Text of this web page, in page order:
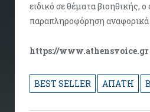
ειδικό σε θέματα βιοηθικής,
παραπληροφόρηση αναφορικά
https://www.athensvoice.gr
BEST SELLER ΑΠΑΤΗ